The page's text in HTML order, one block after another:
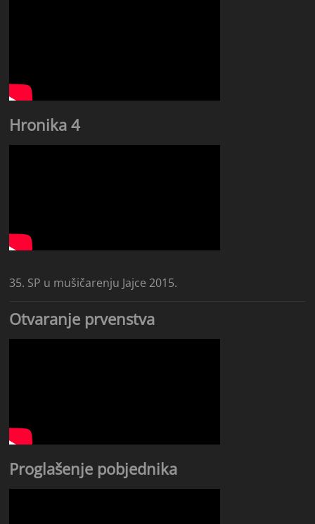
Hronika 4
35. SP u mušičarenju Jajce 2015.
Otvaranje prvenstva
Proglašenje pobjednika